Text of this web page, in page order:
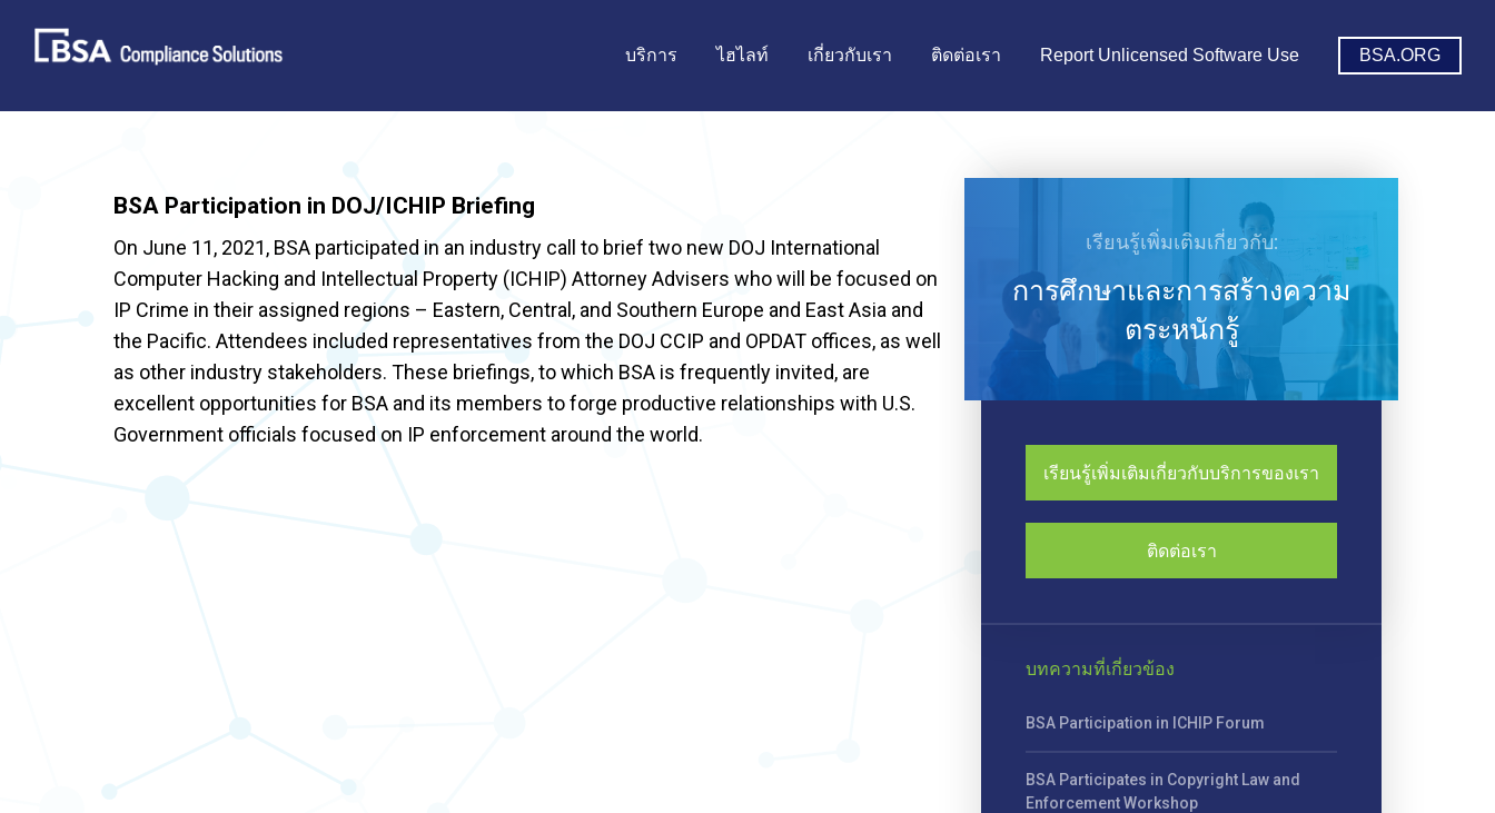
content
บริการ ไฮไลท์ เกี่ยวกับเรา ติดต่อเรา Report Unlicensed Software Use BSA.ORG
BSA Participation in DOJ/ICHIP Briefing
On June 11, 2021, BSA participated in an industry call to brief two new DOJ International
Computer Hacking and Intellectual Property (ICHIP) Attorney Advisers who will be focused on
IP Crime in their assigned regions – Eastern, Central, and Southern Europe and East Asia and
the Pacific. Attendees included representatives from the DOJ CCIP and OPDAT offices, as well
as other industry stakeholders. These briefings, to which BSA is frequently invited, are
excellent opportunities for BSA and its members to forge productive relationships with U.S.
Government officials focused on IP enforcement around the world.
เรียนรู้เพิ่มเติมเกี่ยวกับ:
การศึกษาและการสร้างความ
ตระหนักรู้
เรียนรู้เพิ่มเติมเกี่ยวกับบริการของเรา
ติดต่อเรา
บทความที่เกี่ยวข้อง
BSA Participation in ICHIP Forum
BSA Participates in Copyright Law and
Enforcement Workshop